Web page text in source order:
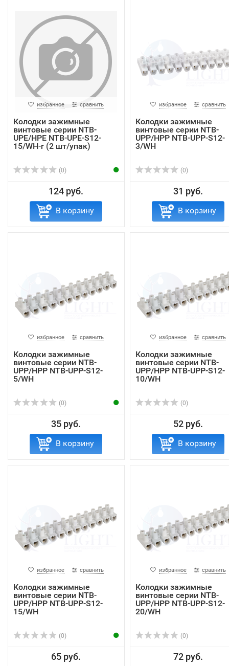
избранное сравнить
Колодки зажимные
винтовые серии NTB-
UPE/HPE NTB-UPE-S12-
15/WH-r (2 шт/упак)
(0)
124 руб.
В корзину
избранное сравнить
Колодки зажимные
винтовые серии NTB-
UPP/HPP NTB-UPP-S12-
3/WH
(0)
31 руб.
В корзину
избранное сравнить
Колодки зажимные
винтовые серии NTB-
UPP/HPP NTB-UPP-S12-
5/WH
(0)
35 руб.
В корзину
избранное сравнить
Колодки зажимные
винтовые серии NTB-
UPP/HPP NTB-UPP-S12-
10/WH
(0)
52 руб.
В корзину
избранное сравнить
Колодки зажимные
винтовые серии NTB-
UPP/HPP NTB-UPP-S12-
15/WH
(0)
65 руб.
избранное сравнить
Колодки зажимные
винтовые серии NTB-
UPP/HPP NTB-UPP-S12-
20/WH
(0)
72 руб.